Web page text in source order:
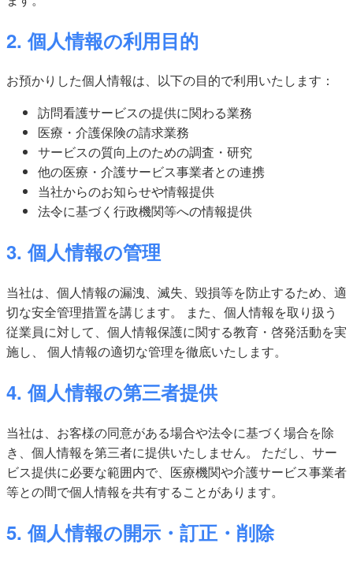
2. 個人情報の利用目的
お預かりした個人情報は、以下の目的で利用いたします：
訪問看護サービスの提供に関わる業務
医療・介護保険の請求業務
サービスの質向上のための調査・研究
他の医療・介護サービス事業者との連携
当社からのお知らせや情報提供
法令に基づく行政機関等への情報提供
3. 個人情報の管理
当社は、個人情報の漏洩、滅失、毀損等を防止するため、適
切な安全管理措置を講じます。 また、個人情報を取り扱う
従業員に対して、個人情報保護に関する教育・啓発活動を実
施し、 個人情報の適切な管理を徹底いたします。
4. 個人情報の第三者提供
当社は、お客様の同意がある場合や法令に基づく場合を除
き、個人情報を第三者に提供いたしません。 ただし、サー
ビス提供に必要な範囲内で、医療機関や介護サービス事業者
等との間で個人情報を共有することがあります。
5. 個人情報の開示・訂正・削除